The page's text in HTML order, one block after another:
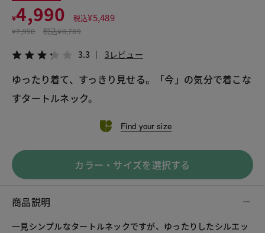
¥4,990 税込¥5,489
¥7,990 税込¥8,789
3.3 3レビュー
ゆったり着て、すっきり見せる。「今」の気分で着こな
すタートルネック。
Find your size
カラー・サイズを選択する
商品説明
一見シンプルなタートルネックですが、ゆったりしたシルエッ
¥4,990 税込¥5,489